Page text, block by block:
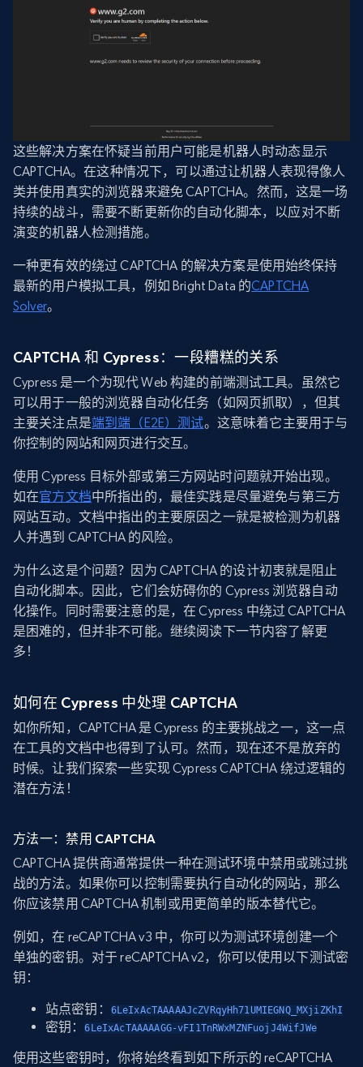
这些解决方案在怀疑当前用户可能是机器人时动态显示
CAPTCHA。在这种情况下，可以通过让机器人表现得像人
类并使用真实的浏览器来避免 CAPTCHA。然而，这是一场
持续的战斗，需要不断更新你的自动化脚本，以应对不断
演变的机器人检测措施。
一种更有效的绕过 CAPTCHA 的解决方案是使用始终保持
最新的用户模拟工具，例如 Bright Data 的CAPTCHA
Solver。
CAPTCHA 和 Cypress：一段糟糕的关系
Cypress 是一个为现代 Web 构建的前端测试工具。虽然它
可以用于一般的浏览器自动化任务（如网页抓取），但其
主要关注点是端到端（E2E）测试。这意味着它主要用于与
你控制的网站和网页进行交互。
使用 Cypress 目标外部或第三方网站时问题就开始出现。
如在官方文档中所指出的，最佳实践是尽量避免与第三方
网站互动。文档中指出的主要原因之一就是被检测为机器
人并遇到 CAPTCHA 的风险。
为什么这是个问题？因为 CAPTCHA 的设计初衷就是阻止
自动化脚本。因此，它们会妨碍你的 Cypress 浏览器自动
化操作。同时需要注意的是，在 Cypress 中绕过 CAPTCHA
是困难的，但并非不可能。继续阅读下一节内容了解更
多！
如何在 Cypress 中处理 CAPTCHA
如你所知，CAPTCHA 是 Cypress 的主要挑战之一，这一点
在工具的文档中也得到了认可。然而，现在还不是放弃的
时候。让我们探索一些实现 Cypress CAPTCHA 绕过逻辑的
潜在方法！
方法一：禁用 CAPTCHA
CAPTCHA 提供商通常提供一种在测试环境中禁用或跳过挑
战的方法。如果你可以控制需要执行自动化的网站，那么
你应该禁用 CAPTCHA 机制或用更简单的版本替代它。
例如，在 reCAPTCHA v3 中，你可以为测试环境创建一个
单独的密钥。对于 reCAPTCHA v2，你可以使用以下测试密
钥：
站点密钥： 6LeIxAcTAAAAAJcZVRqyHh71UMIEGNQ_MXjiZKhI
密钥：6LeIxAcTAAAAAGG-vFI1TnRWxMZNFuojJ4WifJWe
使用这些密钥时，你将始终看到如下所示的 reCAPTCHA